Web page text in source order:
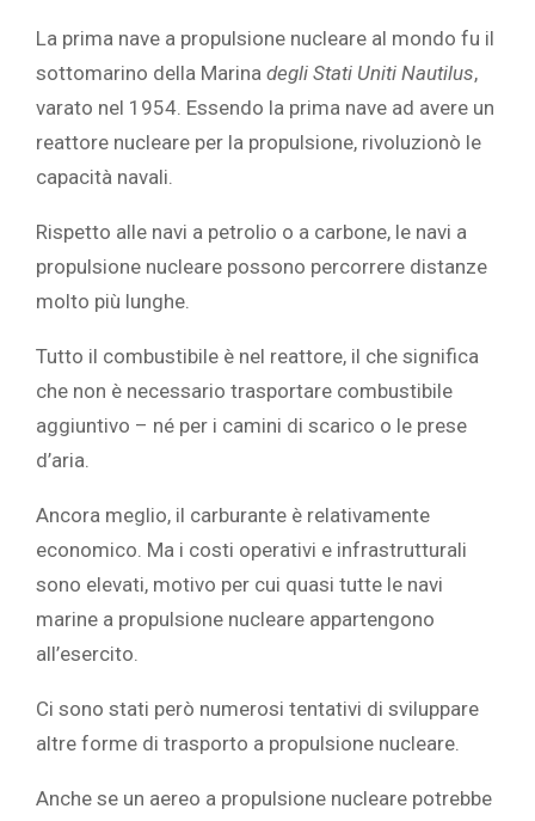
La prima nave a propulsione nucleare al mondo fu il
sottomarino della Marina degli Stati Uniti Nautilus,
varato nel 1954. Essendo la prima nave ad avere un
reattore nucleare per la propulsione, rivoluzionò le
capacità navali.
Rispetto alle navi a petrolio o a carbone, le navi a
propulsione nucleare possono percorrere distanze
molto più lunghe.
Tutto il combustibile è nel reattore, il che significa
che non è necessario trasportare combustibile
aggiuntivo – né per i camini di scarico o le prese
d’aria.
Ancora meglio, il carburante è relativamente
economico. Ma i costi operativi e infrastrutturali
sono elevati, motivo per cui quasi tutte le navi
marine a propulsione nucleare appartengono
all’esercito.
Ci sono stati però numerosi tentativi di sviluppare
altre forme di trasporto a propulsione nucleare.
Anche se un aereo a propulsione nucleare potrebbe